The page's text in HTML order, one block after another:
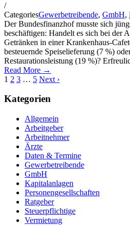
/
CategoriesGewerbetreibende, GmbH,
Der Bundesfinanzhof musste sich
beschäftigen: Handelt es sich bei der
Getränken in einer Krankenhaus-
besteuernde Speiselieferung (7 %)
Restaurationsleistung (19 %)?
Read More →
1 2 3 … 5 Next ›
Kategorien
Allgemein
Arbeitgeber
Arbeitnehmer
Ärzte
Daten & Termine
Gewerbetreibende
GmbH
Kapitalanlagen
Personengesellschaften
Ratgeber
Steuerpflichtige
Vermietung